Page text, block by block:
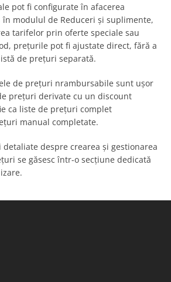
pot fi configurate în afacerea
modulul de Reduceri și suplimente,
tarifelor prin oferte speciale sau
prețurile pot fi ajustate direct, fără a
de prețuri separată.
de prețuri nrambursabile sunt ușor
prețuri derivate cu un discount
ca liste de prețuri complet
manual completate.
despre crearea și gestionarea
se găsesc într-o secțiune dedicată